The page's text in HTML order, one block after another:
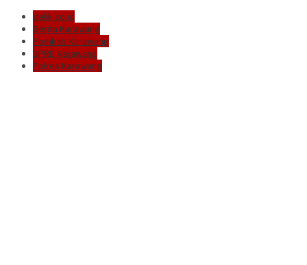
delik.co.id
Berita Karawang
Pemkab Karawang
DPRD Karawang
Polres Karawang